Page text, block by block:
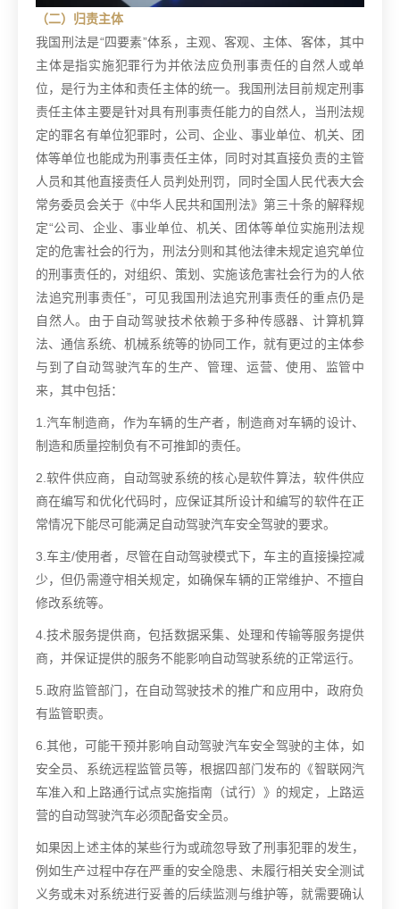
（二）归责主体
我国刑法是“四要素”体系，主观、客观、主体、客体，其中
主体是指实施犯罪行为并依法应负刑事责任的自然人或单
位，是行为主体和责任主体的统一。我国刑法目前规定刑事
责任主体主要是针对具有刑事责任能力的自然人，当刑法规
定的罪名有单位犯罪时，公司、企业、事业单位、机关、团
体等单位也能成为刑事责任主体，同时对其直接负责的主管
人员和其他直接责任人员判处刑罚，同时全国人民代表大会
常务委员会关于《中华人民共和国刑法》第三十条的解释规
定“公司、企业、事业单位、机关、团体等单位实施刑法规
定的危害社会的行为，刑法分则和其他法律未规定追究单位
的刑事责任的，对组织、策划、实施该危害社会行为的人依
法追究刑事责任”，可见我国刑法追究刑事责任的重点仍是
自然人。 由于自动驾驶技术依赖于多种传感器、计算机算
法、通信系统、机械系统等的协同工作，就有更过的主体参
与到了自动驾驶汽车的生产、管理、运营、使用、监管中
来，其中包括：
1.汽车制造商，作为车辆的生产者，制造商对车辆的设计、
制造和质量控制负有不可推卸的责任。
2.软件供应商，自动驾驶系统的核心是软件算法，软件供应
商在编写和优化代码时，应保证其所设计和编写的软件在正
常情况下能尽可能满足自动驾驶汽车安全驾驶的要求。
3.车主/使用者，尽管在自动驾驶模式下，车主的直接操控减
少，但仍需遵守相关规定，如确保车辆的正常维护、不擅自
修改系统等。
4.技术服务提供商，包括数据采集、处理和传输等服务提供
商，并保证提供的服务不能影响自动驾驶系统的正常运行。
5.政府监管部门，在自动驾驶技术的推广和应用中，政府负
有监管职责。
6.其他，可能干预并影响自动驾驶汽车安全驾驶的主体，如
安全员、系统远程监管员等，根据四部门发布的《智联网汽
车准入和上路通行试点实施指南（试行）》的规定，上路运
营的自动驾驶汽车必须配备安全员。
如果因上述主体的某些行为或疏忽导致了刑事犯罪的发生，
例如生产过程中存在严重的安全隐患、未履行相关安全测试
义务或未对系统进行妥善的后续监测与维护等，就需要确认